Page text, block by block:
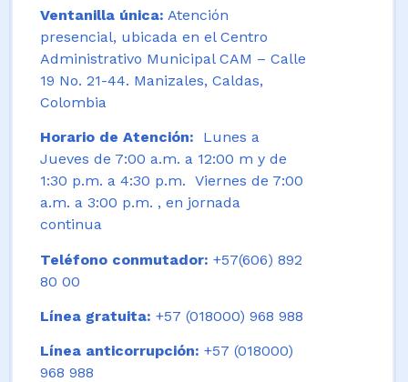
Ventanilla única: Atención
presencial, ubicada en el Centro
Administrativo Municipal CAM – Calle
19 No. 21-44. Manizales, Caldas,
Colombia
Horario de Atención:
Lunes a
Jueves de 7:00 a.m. a 12:00 m y de
1:30 p.m. a 4:30 p.m. Viernes de 7:00
a.m. a 3:00 p.m. , en jornada
continua
Teléfono conmutador: +57(606) 892
80 00
Línea gratuita: +57 (018000) 968 988
Línea anticorrupción: +57 (018000)
968 988